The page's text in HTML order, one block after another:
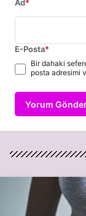
Ad*
E-Posta*
Bir dahaki
posta adresimi
Yorum